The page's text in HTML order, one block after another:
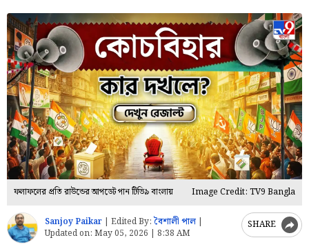
ফলাফলের প্রতি রাউন্ডের আপডেট পান টিভি৯ বাংলায় Image Credit: TV9 Bangla
Sanjoy Paikar Edited By: বৈশালী পাল
Updated on: May 05, 2026 | 8:38 AM
SHARE